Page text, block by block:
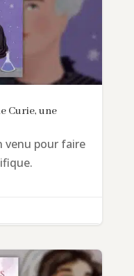
Curie, une
venu pour faire